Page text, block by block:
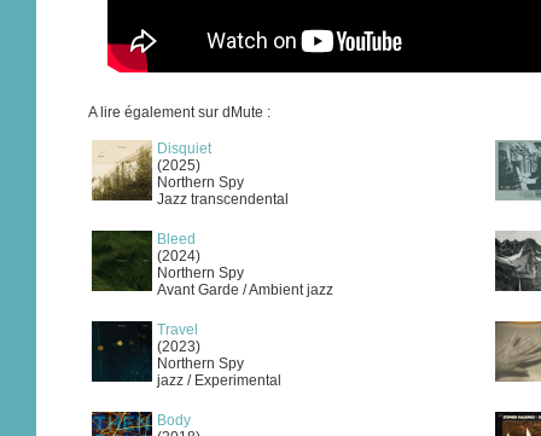
A lire également sur dMute :
Disquiet
(2025)
Northern Spy
Jazz transcendental
Bleed
(2024)
Northern Spy
Avant Garde / Ambient jazz
Travel
(2023)
Northern Spy
jazz / Experimental
Body